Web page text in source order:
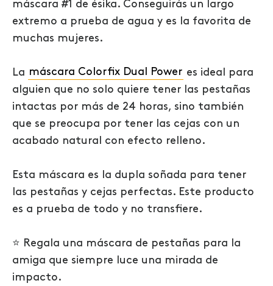
máscara #1 de ésika. Conseguirás un largo
extremo a prueba de agua y es la favorita de
muchas mujeres.
La máscara Colorfix Dual Power es ideal para
alguien que no solo quiere tener las pestañas
intactas por más de 24 horas, sino también
que se preocupa por tener las cejas con un
acabado natural con efecto relleno.
Esta máscara es la dupla soñada para tener
las pestañas y cejas perfectas. Este producto
es a prueba de todo y no transfiere.
⭐ Regala una máscara de pestañas para la
amiga que siempre luce una mirada de
impacto.